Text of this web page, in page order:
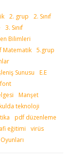
2. grup
2. Sınıf
3. Sınıf
Bilimleri
Matematik 5.grup
Sunusu
E.E
font
Manşet
teknoloji
pdf düzenleme
eğitimi
virüs